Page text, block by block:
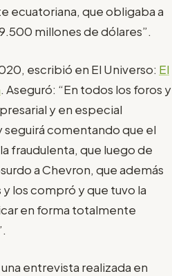
ecuatoriana, que obligaba a
millones de dólares”.
escribió en El Universo: El
. Aseguró: “En todos los foros y
y en especial
comentando que el
fraudulenta, que luego de
a Chevron, que además
los compró y que tuvo la
en forma totalmente
entrevista realizada en